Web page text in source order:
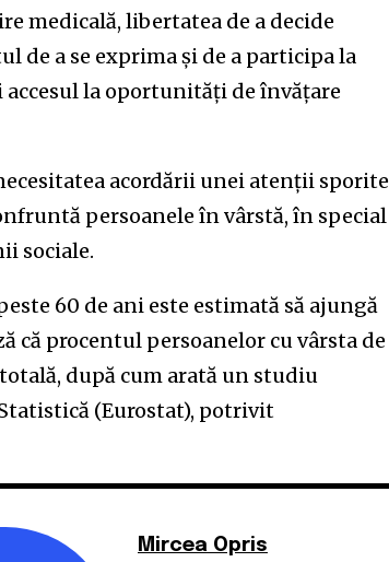
medicală, libertatea de a decide
de a se exprima și de a participa la
la oportunități de învățare
acordării unei atenţii sporite
persoanele în vârstă, în special
sociale.
60 de ani este estimată să ajungă
că procentul persoanelor cu vârsta de
după cum arată un studiu
(Eurostat), potrivit
Mircea Opris